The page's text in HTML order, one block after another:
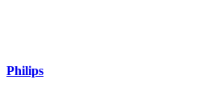
Philips